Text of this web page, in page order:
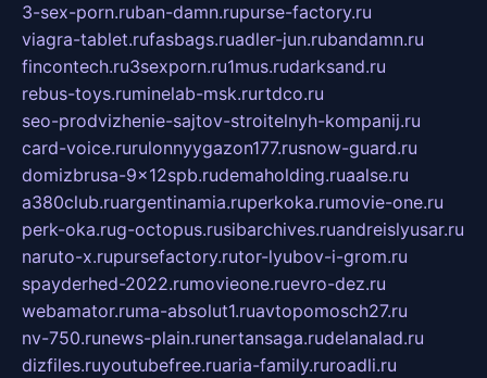
3-sex-porn.ruban-damn.rupurse-factory.ru
viagra-tablet.rufasbags.ruadler-jun.rubandamn.ru
fincontech.ru3sexporn.ru1mus.rudarksand.ru
rebus-toys.ruminelab-msk.rurtdco.ru
seo-prodvizhenie-sajtov-stroitelnyh-kompanij.ru
card-voice.rurulonnyygazon177.rusnow-guard.ru
domizbrusa-9x12spb.rudemaholding.ruaalse.ru
a380club.ruargentinamia.ruperkoka.rumovie-one.ru
perk-oka.rug-octopus.rusibarchives.ruandreislyusar.ru
naruto-x.rupursefactory.rutor-lyubov-i-grom.ru
spayderhed-2022.rumovieone.ruevro-dez.ru
webamator.ruma-absolut1.ruavtopomosch27.ru
nv-750.runews-plain.runertansaga.rudelanalad.ru
dizfiles.ruyoutubefree.ruaria-family.ruroadli.ru